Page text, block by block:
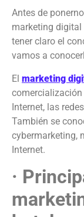
Antes de
marketing
tener claro el
vamos a
El marketing
comercialización
Internet, las
También se
cybermarketing,
Internet.
·